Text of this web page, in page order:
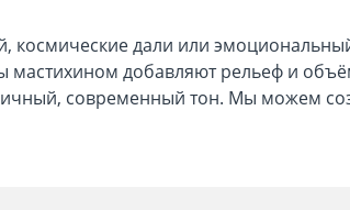
космические дали или
мастихином добавляют рельеф и
современный тон. Мы можем